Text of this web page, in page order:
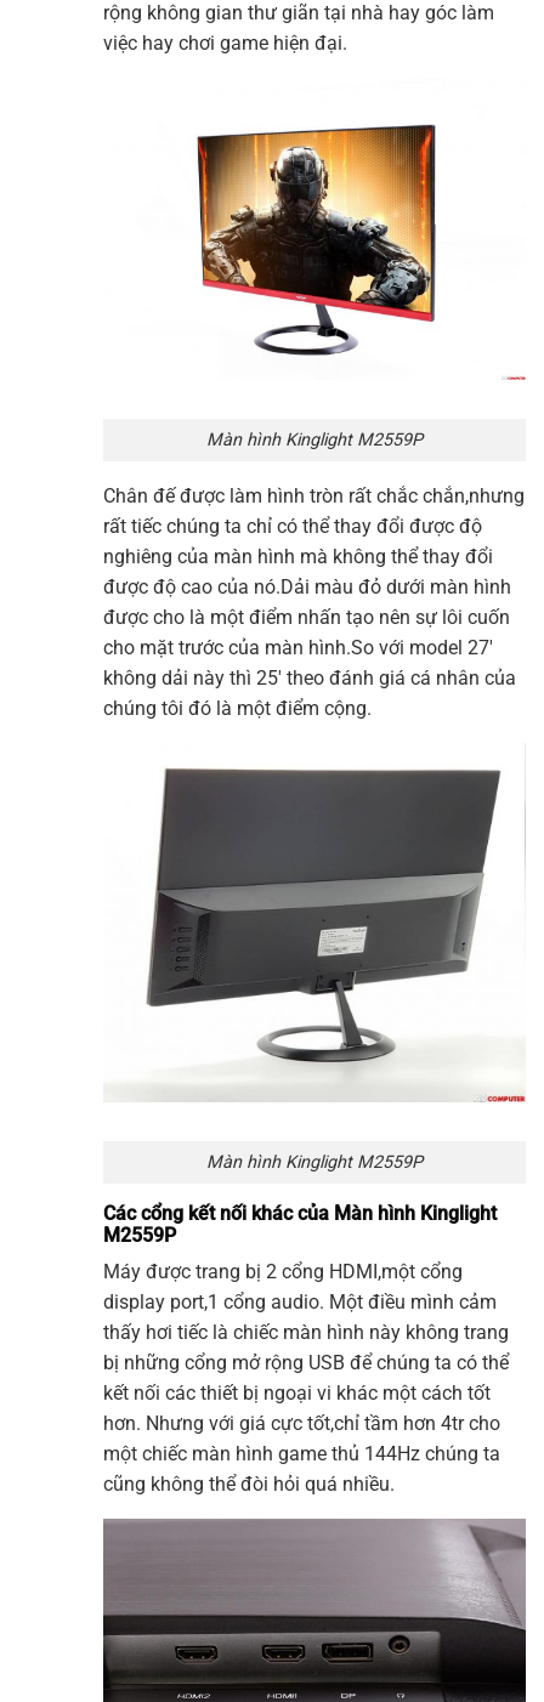
rộng không gian thư giãn tại nhà hay góc làm
việc hay chơi game hiện đại.
Màn hình Kinglight M2559P
Chân đế được làm hình tròn rất chắc chắn,nhưng
rất tiếc chúng ta chỉ có thể thay đổi được độ
nghiêng của màn hình mà không thể thay đổi
được độ cao của nó.Dải màu đỏ dưới màn hình
được cho là một điểm nhấn tạo nên sự lôi cuốn
cho mặt trước của màn hình.So với model 27′
không dải này thì 25′ theo đánh giá cá nhân của
chúng tôi đó là một điểm cộng.
Màn hình Kinglight M2559P
Các cổng kết nối khác của Màn hình Kinglight
M2559P
Máy được trang bị 2 cổng HDMI,một cổng
display port,1 cổng audio. Một điều mình cảm
thấy hơi tiếc là chiếc màn hình này không trang
bị những cổng mở rộng USB để chúng ta có thể
kết nối các thiết bị ngoại vi khác một cách tốt
hơn. Nhưng với giá cực tốt,chỉ tầm hơn 4tr cho
một chiếc màn hình game thủ 144Hz chúng ta
cũng không thể đòi hỏi quá nhiều.